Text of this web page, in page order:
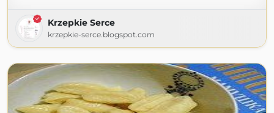
Krzepkie Serce
krzepkie-serce.blogspot.com